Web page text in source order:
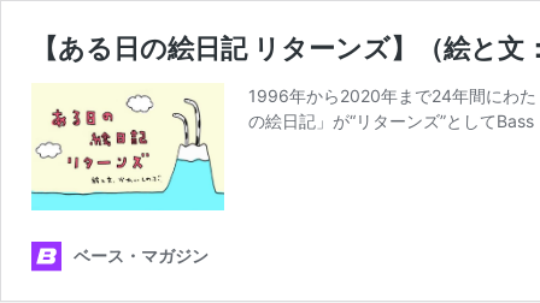
【ある日の絵日記 リターンズ】（絵と
1996年から2020年まで24年間にわ
の絵日記」が“リターンズ”として
ベース・マガジン